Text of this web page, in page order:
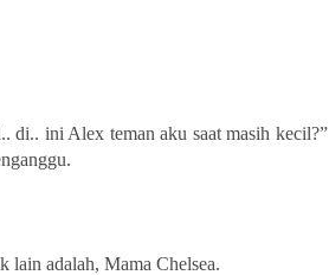
di.. ini Alex teman aku saat masih kecil?”
lain adalah, Mama Chelsea.